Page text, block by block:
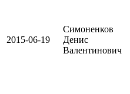
2015-06-19
Симоненков
Денис
Валентинович